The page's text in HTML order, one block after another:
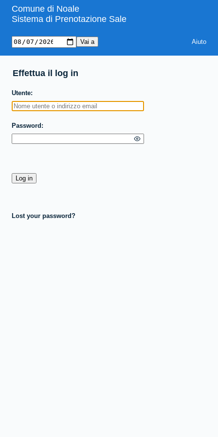
Comune di Noale
Sistema di Prenotazione Sale
Aiuto
Effettua il log in
Utente
Password
Lost your password?